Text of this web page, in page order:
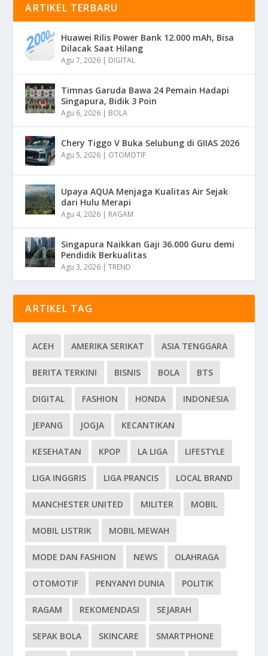
ARTIKEL TERBARU
Huawei Rilis Power Bank 12.000 mAh, Bisa
Dilacak Saat Hilang
Agu 7, 2026 | DIGITAL
Timnas Garuda Bawa 24 Pemain Hadapi
Singapura, Bidik 3 Poin
Agu 6, 2026 | BOLA
Chery Tiggo V Buka Selubung di GIIAS 2026
Agu 5, 2026 | OTOMOTIF
Upaya AQUA Menjaga Kualitas Air Sejak
dari Hulu Merapi
Agu 4, 2026 | RAGAM
Singapura Naikkan Gaji 36.000 Guru demi
Pendidik Berkualitas
Agu 3, 2026 |TREND
ARTIKEL TAG
ACEH AMERIKA SERIKAT ASIA TENGGARA
BERITA TERKINI BISNIS BOLA BTS
DIGITAL FASHION HONDA INDONESIA
JEPANG JOGJA KECANTIKAN
KESEHATAN KPOP LA LIGA LIFESTYLE
LIGA INGGRIS LIGA PRANCIS LOCAL BRAND
MANCHESTER UNITED MILITER MOBIL
MOBIL LISTRIK MOBIL MEWAH
MODE DAN FASHION NEWS OLAHRAGA
OTOMOTIF PENYANYI DUNIA POLITIK
RAGAM REKOMENDASI SEJARAH
SEPAK BOLA SKINCARE SMARTPHONE